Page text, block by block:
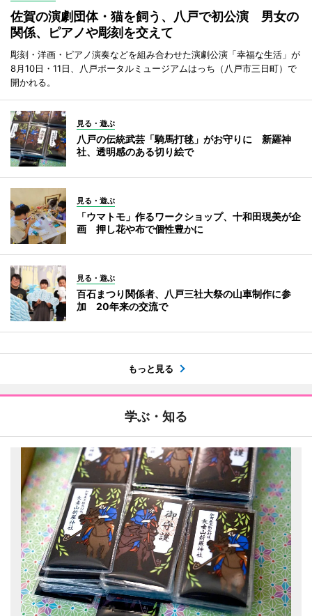
佐賀の演劇団体・猫を飼う、八戸で初公演 男女の
関係、ピアノや彫刻を交えて
彫刻・洋画・ピアノ演奏などを組み合わせた演劇公演「幸福な生活」が
8月10日・11日、八戸ポータルミュージアムはっち（八戸市三日町）で
開かれる。
見る・遊ぶ
八戸の伝統武芸「騎馬打毬」がお守りに 新羅神
社、透明感のある切り絵で
見る・遊ぶ
「ウマトモ」作るワークショップ、十和田現美が企
画 押し花や布で個性豊かに
見る・遊ぶ
百石まつり関係者、八戸三社大祭の山車制作に参
加 20年来の交流で
もっと見る
学ぶ・知る